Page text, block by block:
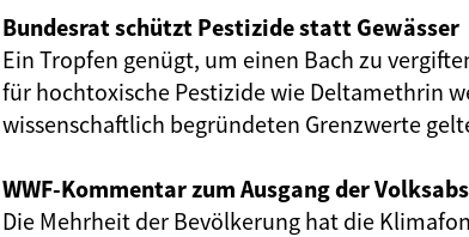
Bundesrat schützt Pestizide statt Gewässer
Ein Tropfen genügt, um einen Bach zu
für hochtoxische Pestizide wie Deltamethrin
wissenschaftlich begründeten Grenzwerte
WWF-Kommentar zum Ausgang der
Die Mehrheit der Bevölkerung hat die